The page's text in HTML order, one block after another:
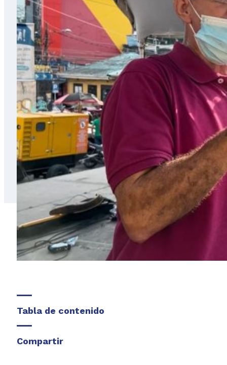
Tabla de contenido
Compartir